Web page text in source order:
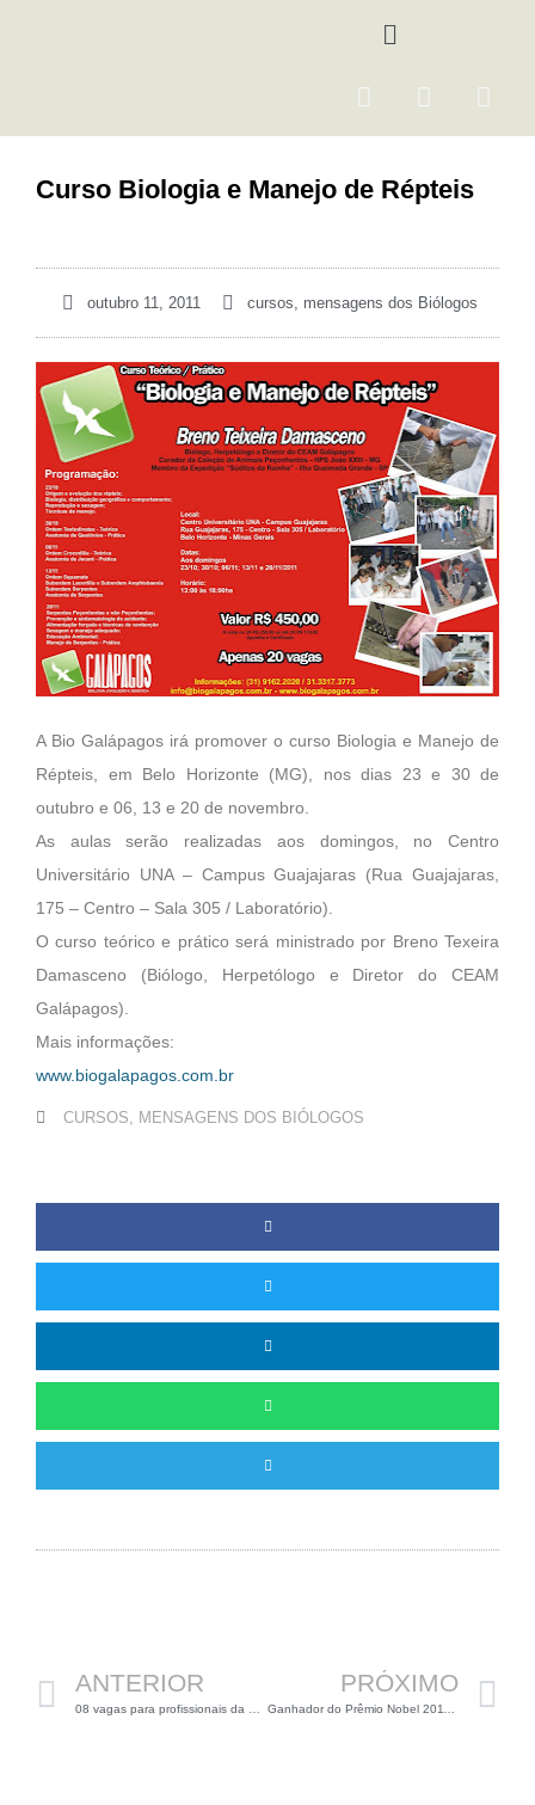
Menu
F
e
b
I
t
a
m
Y
Curso Biologia e Manejo de Répteis
outubro 11, 2011 cursos, mensagens dos Biólogos
A Bio Galápagos irá promover o curso Biologia e Manejo de
Répteis, em Belo Horizonte (MG), nos dias 23 e 30 de
outubro e 06, 13 e 20 de novembro.
As aulas serão realizadas aos domingos, no Centro
Universitário UNA – Campus Guajajaras (Rua Guajajaras,
175 – Centro – Sala 305 / Laboratório).
O curso teórico e prático será ministrado por Breno Texeira
Damasceno (Biólogo, Herpetólogo e Diretor do CEAM
Galápagos).
Mais informações:
www.biogalapagos.com.br
CURSOS, MENSAGENS DOS BIÓLOGOS
ANTERIOR
08 vagas para profissionais da área de Biologia Vegetal
PRÓXIMO
Ganhador do Prêmio Nobel 2011 é Biólogo